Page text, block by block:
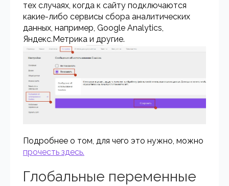
тех случаях, когда к сайту подключаются
какие-либо сервисы сбора аналитических
данных, например, Google Analytics,
Яндекс.Метрика и другие.
Подробнее о том, для чего это нужно, можно
прочесть здесь.
Глобальные переменные